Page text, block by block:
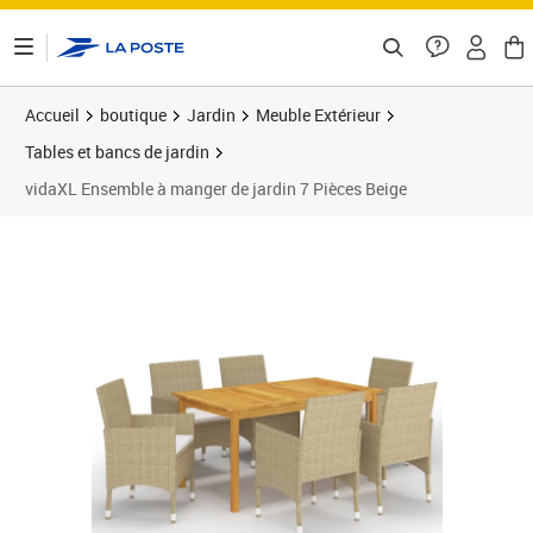
Accueil boutique Jardin
Meuble Extérieur
Tables et bancs de jardin
vidaXL Ensemble à manger de jardin 7 Pièces Beige